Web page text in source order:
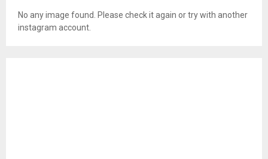
No any image found. Please check it again or try with another
instagram account.